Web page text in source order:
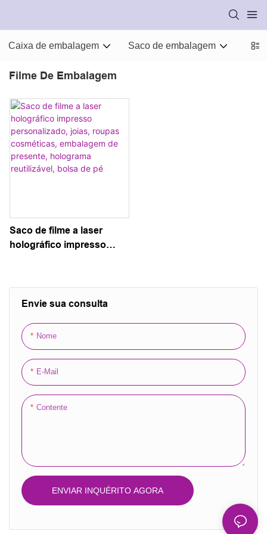
Caixa de embalagem Saco de embalagem
Filme De Embalagem
Envie sua consulta
Nome
E-Mail
Contente
ENVIAR INQUÉRITO AGORA
Saco de filme a laser
holográfico impresso
embalagem de presente,
holograma reutilizável,